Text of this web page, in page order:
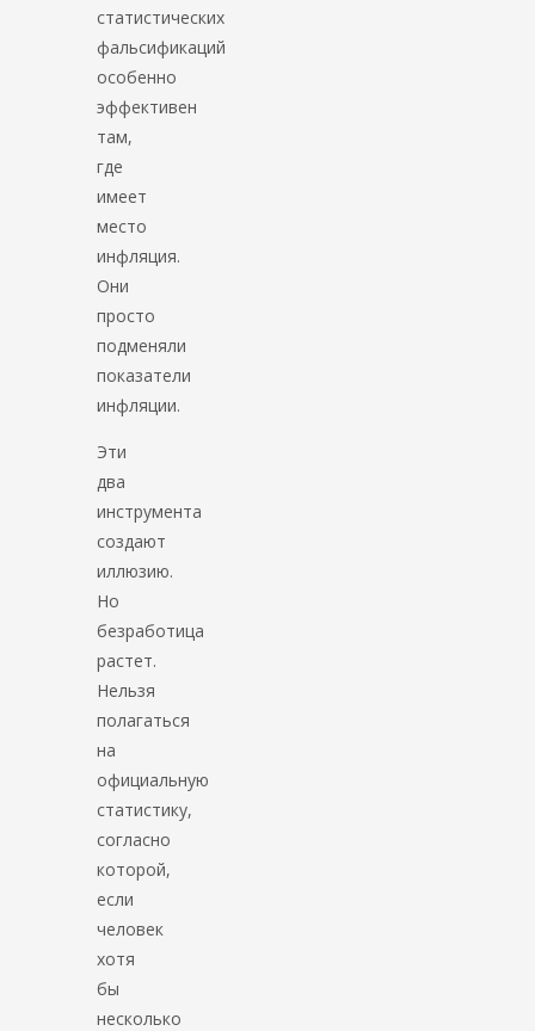
статистических
фальсификаций
особенно
эффективен
там,
где
имеет
место
инфляция.
Они
просто
подменяли
показатели
инфляции.
Эти
два
инструмента
создают
иллюзию.
Но
безработица
растет.
Нельзя
полагаться
на
официальную
статистику,
согласно
которой,
если
человек
хотя
бы
несколько